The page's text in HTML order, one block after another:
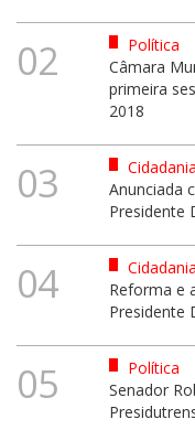
02
Política
Câmara
primeira
2018
03
Cidadania
Anunciada
Presidente
04
Cidadania
Reforma e
Presidente
05
Política
Senador